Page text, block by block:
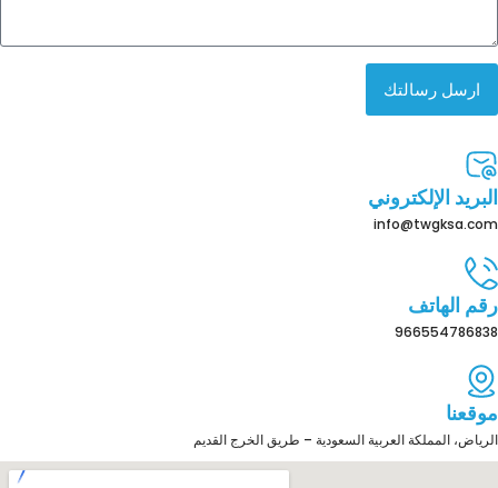
ارسل رسالتك
البريد الإلكتروني
info@twgksa.com
رقم الهاتف
966554786838
موقعنا
الرياض، المملكة العربية السعودية – طريق الخرج القديم